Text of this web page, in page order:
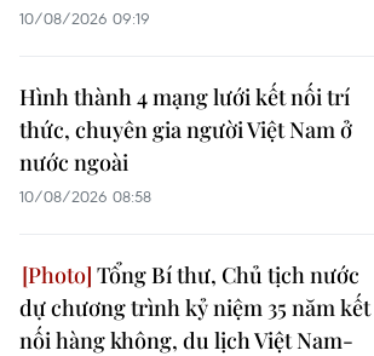
10/08/2026 09:19
Hình thành 4 mạng lưới kết nối trí
thức, chuyên gia người Việt Nam ở
nước ngoài
10/08/2026 08:58
Tổng Bí thư, Chủ tịch nước
dự chương trình kỷ niệm 35 năm kết
nối hàng không, du lịch Việt Nam-